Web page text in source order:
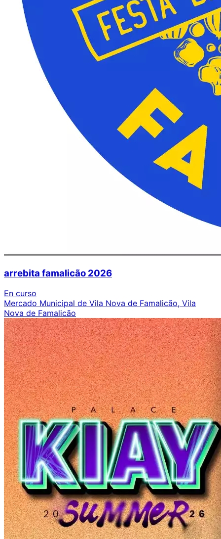
arrebita famalicão 2026
En curso
Mercado Municipal de Vila Nova de Famalicão, Vila
Nova de Famalicão